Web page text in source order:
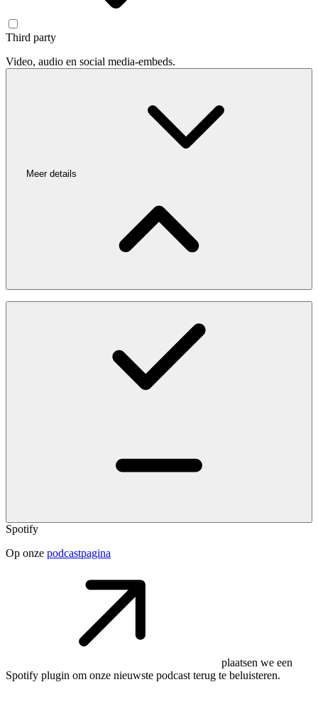
Third party
Video, audio en social media-embeds.
Meer details
Spotify
Op onze podcastpagina
plaatsen we een
Spotify plugin om onze nieuwste podcast terug te beluisteren.